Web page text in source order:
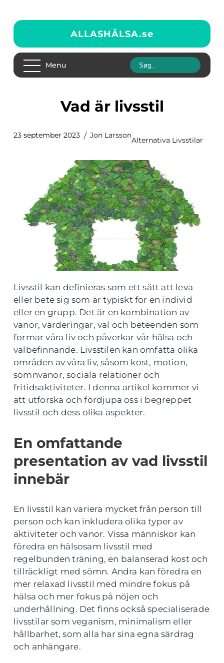
ALLASHÄLSA.se
Menu
Vad är livsstil
23 september 2023 Jon Larsson
Alternativa Livsstilar
Livsstil kan definieras som ett sätt att leva
eller bete sig som är typiskt för en individ
eller en grupp. Det är en kombination av
vanor, värderingar, val och beteenden som
formar våra liv och påverkar vår hälsa och
välbefinnande. Livsstilen kan omfatta olika
områden av våra liv, såsom kost, motion,
sömnvanor, sociala relationer och
fritidsaktiviteter. I denna artikel kommer vi
att utforska och fördjupa oss i begreppet
livsstil och dess olika aspekter.
En omfattande
presentation av vad livsstil
innebär
En livsstil kan variera mycket från person till
person och kan inkludera olika typer av
aktiviteter och vanor. Vissa människor kan
föredra en hälsosam livsstil med
regelbunden träning, en balanserad kost och
tillräckligt med sömn. Andra kan föredra en
mer relaxad livsstil med mindre fokus på
hälsa och mer fokus på nöjen och
underhållning. Det finns också specialiserade
livsstilar som veganism, minimalism eller
hållbarhet, som alla har sina egna särdrag
och anhängare.